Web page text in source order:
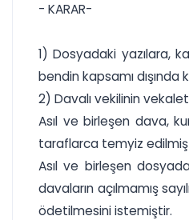
- KARAR-
1) Dosyadaki yazılara,
bendin kapsamı
2) Davalı vekilinin
Asıl ve birleşen dava,
taraflarca temyiz
Asıl ve birleşen
davaların açılmamış
ödetilmesini istemiştir.